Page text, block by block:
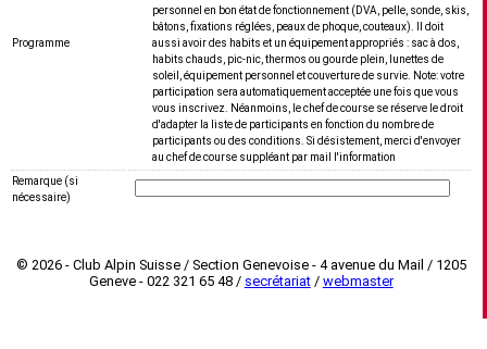
Programme
personnel en bon état de fonctionnement (DVA, pelle, sonde, skis,
bâtons, fixations réglées, peaux de phoque, couteaux). Il doit
aussi avoir des habits et un équipement appropriés : sac à dos,
habits chauds, pic-nic, thermos ou gourde plein, lunettes de
soleil, équipement personnel et couverture de survie. Note: votre
participation sera automatiquement acceptée une fois que vous
vous inscrivez. Néanmoins, le chef de course se réserve le droit
d'adapter la liste de participants en fonction du nombre de
participants ou des conditions. Si désistement, merci d'envoyer
au chef de course suppléant par mail l'information
Remarque (si
nécessaire)
© 2026 - Club Alpin Suisse / Section Genevoise - 4 avenue du Mail / 1205
Geneve - 022 321 65 48 / secrétariat/ webmaster